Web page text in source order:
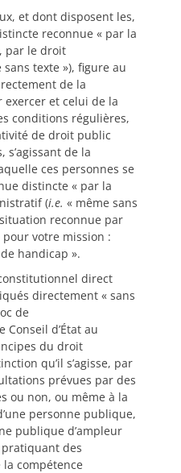
et dont disposent les,
reconnue « par la
par le droit
sans texte »), figure au
de la
et celui de la
conditions régulières,
de droit public
de la
ces personnes se
distincte « par la
(i.e. « même sans
reconnue par
votre mission :
handicap ».
direct
directement « sans
de
d’État au
du droit
qu’il s’agisse, par
prévues par des
ou non, ou même à la
personne publique,
publique d’ampleur
des
compétence